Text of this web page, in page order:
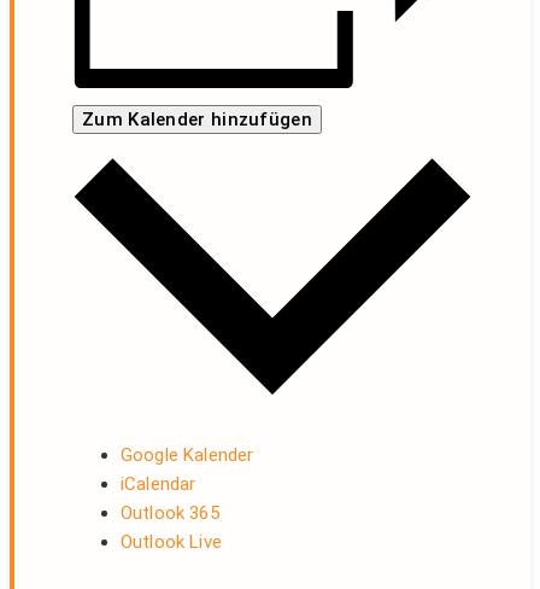
Zum Kalender hinzufügen
Google Kalender
iCalendar
Outlook 365
Outlook Live